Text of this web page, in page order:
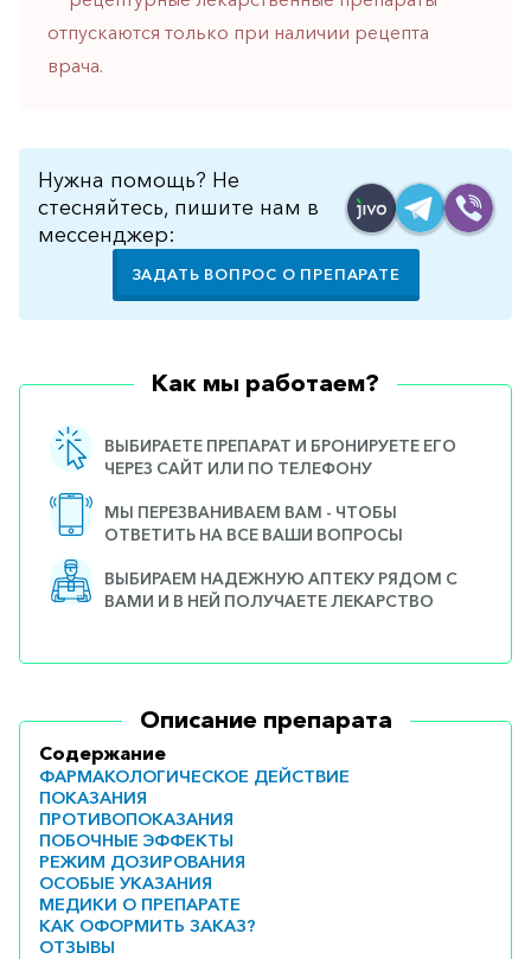
отпускаются только при наличии рецепта
врача.
Нужна помощь? Не
стесняйтесь, пишите нам в
мессенджер:
ЗАДАТЬ ВОПРОС О ПРЕПАРАТЕ
Как мы работаем?
ВЫБИРАЕТЕ ПРЕПАРАТ И БРОНИРУЕТЕ ЕГО
ЧЕРЕЗ САЙТ ИЛИ ПО ТЕЛЕФОНУ
МЫ ПЕРЕЗВАНИВАЕМ ВАМ - ЧТОБЫ
ОТВЕТИТЬ НА ВСЕ ВАШИ ВОПРОСЫ
ВЫБИРАЕМ НАДЕЖНУЮ АПТЕКУ РЯДОМ С
ВАМИ И В НЕЙ ПОЛУЧАЕТЕ ЛЕКАРСТВО
Описание препарата
Содержание
ФАРМАКОЛОГИЧЕСКОЕ ДЕЙСТВИЕ
ПОКАЗАНИЯ
ПРОТИВОПОКАЗАНИЯ
ПОБОЧНЫЕ ЭФФЕКТЫ
РЕЖИМ ДОЗИРОВАНИЯ
ОСОБЫЕ УКАЗАНИЯ
МЕДИКИ О ПРЕПАРАТЕ
КАК ОФОРМИТЬ ЗАКАЗ?
ОТЗЫВЫ